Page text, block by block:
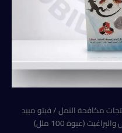
مكافحة النمل/ فيتو مبيد
(عبوة 100 ملل)